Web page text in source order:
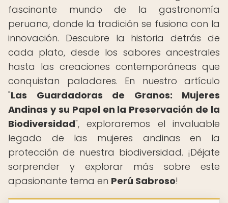
fascinante mundo de la gastronomía
peruana, donde la tradición se fusiona con la
innovación. Descubre la historia detrás de
cada plato, desde los sabores ancestrales
hasta las creaciones contemporáneas que
conquistan paladares. En nuestro artículo
"Las Guardadoras de Granos: Mujeres
Andinas y su Papel en la Preservación de la
Biodiversidad", exploraremos el invaluable
legado de las mujeres andinas en la
protección de nuestra biodiversidad. ¡Déjate
sorprender y explorar más sobre este
apasionante tema en Perú Sabroso!